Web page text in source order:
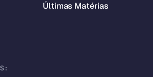
Últimas Matérias